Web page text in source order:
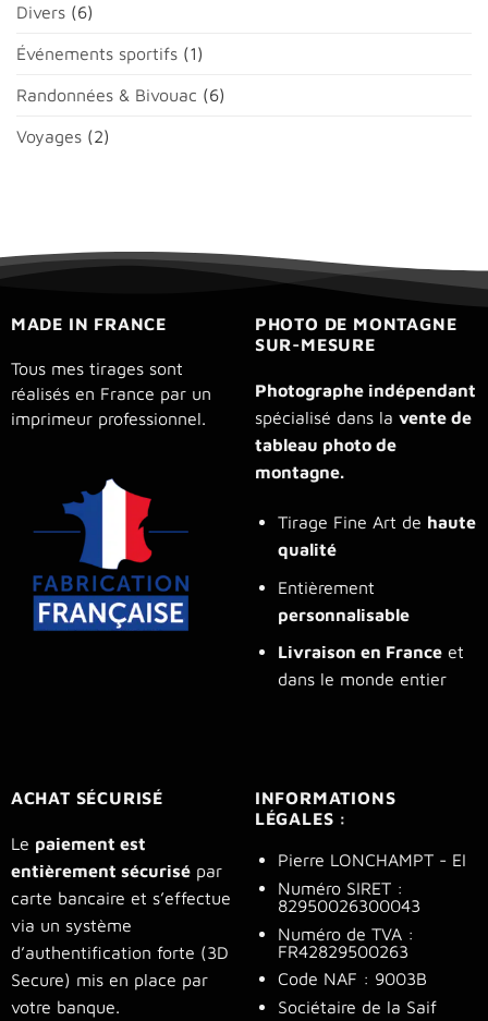
Divers (6)
Événements sportifs (1)
Randonnées & Bivouac (6)
Voyages (2)
MADE IN FRANCE
Tous mes tirages sont
réalisés en France par un
imprimeur professionnel.
PHOTO DE MONTAGNE
SUR-MESURE
Photographe indépendant
spécialisé dans la vente de
tableau photo de
montagne.
Tirage Fine Art de haute
qualité
Entièrement
personnalisable
Livraison en Franceet
dans le monde entier
ACHAT SÉCURISÉ
Le paiement est
entièrement sécurisépar
carte bancaire et s’effectue
via un système
d’authentification forte (3D
Secure) mis en place par
votre banque.
INFORMATIONS
LÉGALES :
Pierre LONCHAMPT - EI
Numéro SIRET :
82950026300043
Numéro de TVA :
FR42829500263
Code NAF : 9003B
Sociétaire de la Saif